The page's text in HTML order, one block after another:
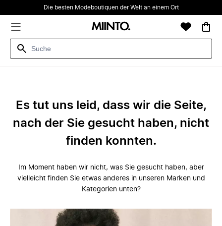
Die besten Modeboutiquen der Welt an einem Ort
Es tut uns leid, dass wir die Seite,
nach der Sie gesucht haben, nicht
finden konnten.
Im Moment haben wir nicht, was Sie gesucht haben, aber
vielleicht finden Sie etwas anderes in unseren Marken und
Kategorien unten?